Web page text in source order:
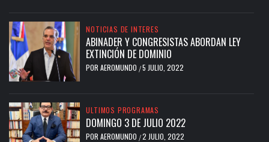
NOTICIAS DE INTERES
ABINADER Y CONGRESISTAS ABORDAN LEY
EXTINCIÓN DE DOMINIO
POR AEROMUNDO /5 JULIO, 2022
ULTIMOS PROGRAMAS
DOMINGO 3 DE JULIO 2022
POR AEROMUNDO /2 JULIO, 2022